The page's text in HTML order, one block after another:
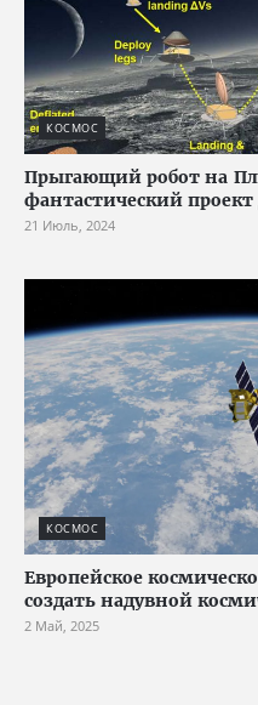
КОСМОС
Прыгающий робот на
фантастический
21 Июль, 2024
КОСМОС
Европейское
создать надувной
2 Май, 2025